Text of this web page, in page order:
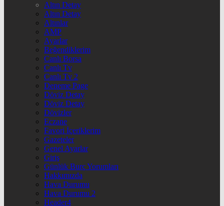
Altın Detay
Altın Detay
Altınlar
AMP
Ayarlar
Beğendiklerim
Canlı Borsa
Canlı Tv
Canlı Tv 2
Deneme Page
Döviz Detay
Döviz Detay
Dövizler
Eczane
Favori İçeriklerim
Gazeteler
Genel Ayarlar
Giriş
Günlük Burç Yorumları
Hakkımızda
Hava Durumu
Hava Durumu 2
Header4